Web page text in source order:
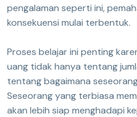
pengalaman seperti ini,
konsekuensi mulai terbentuk.
Proses belajar ini penting
uang tidak hanya tentang
tentang bagaimana
Seseorang yang terbiasa
akan lebih siap menghadapi